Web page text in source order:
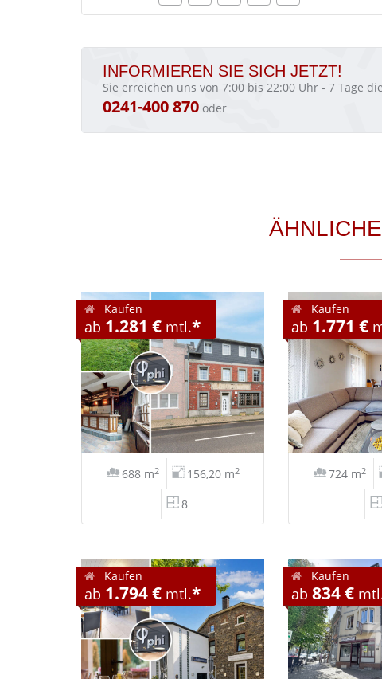
INFORMIEREN SIE SICH JETZT!
Sie erreichen uns von 7:00 bis 22:00 Uhr - 7 Tage
0241-400 870 oder
Kaufen
ab 1.281 € mtl.*
688 m2 156,20 m2
8
Kaufen
ab 1.771 €
724 m2
Kaufen
ab 1.794 € mtl.*
Kaufen
ab 834 €